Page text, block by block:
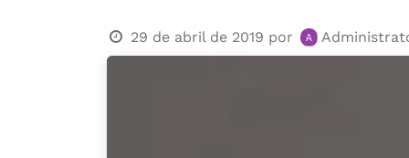
29 de abril de 2019 por